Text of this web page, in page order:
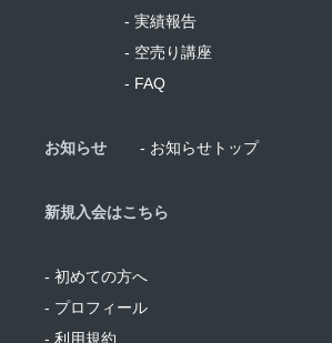
- 実績報告
- 空売り講座
- FAQ
お知らせ - お知らせトップ
新規入会はこちら
- 初めての方へ
- プロフィール
- 利用規約